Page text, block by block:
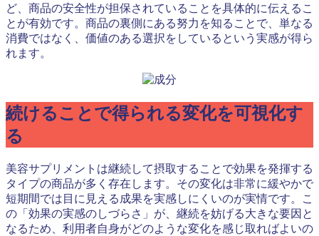
ど、商品の安全性が担保されていることを具体的に伝えるこ
とが有効です。商品の裏側にある努力を知ることで、単なる
消費ではなく、価値のある選択をしているという実感が得ら
れます。
続けることで得られる変化を可視化す
る
美容サプリメントは継続して摂取することで効果を発揮する
タイプの商品が多く存在します。その変化は非常に緩やかで
短期間では目に見える成果を実感しにくいのが実情です。こ
の「効果の実感のしづらさ」が、継続を妨げる大きな要因と
なるため、利用者自身がどのような変化を感じ取ればよいの